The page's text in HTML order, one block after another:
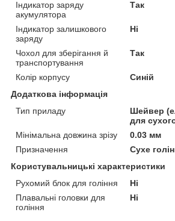
Індикатор заряду
акумулятора
Так
Індикатор залишкового
заряду
Ні
Чохол для зберігання й
транспортування
Так
Колір корпусу
Синій
Додаткова інформація
Тип приладу
Шейвер
для
Мінімальна довжина зрізу
0.03 мм
Призначення
Сухе
Користувальницькі характеристики
Рухомий блок для гоління
Ні
Плавальні головки для
гоління
Ні